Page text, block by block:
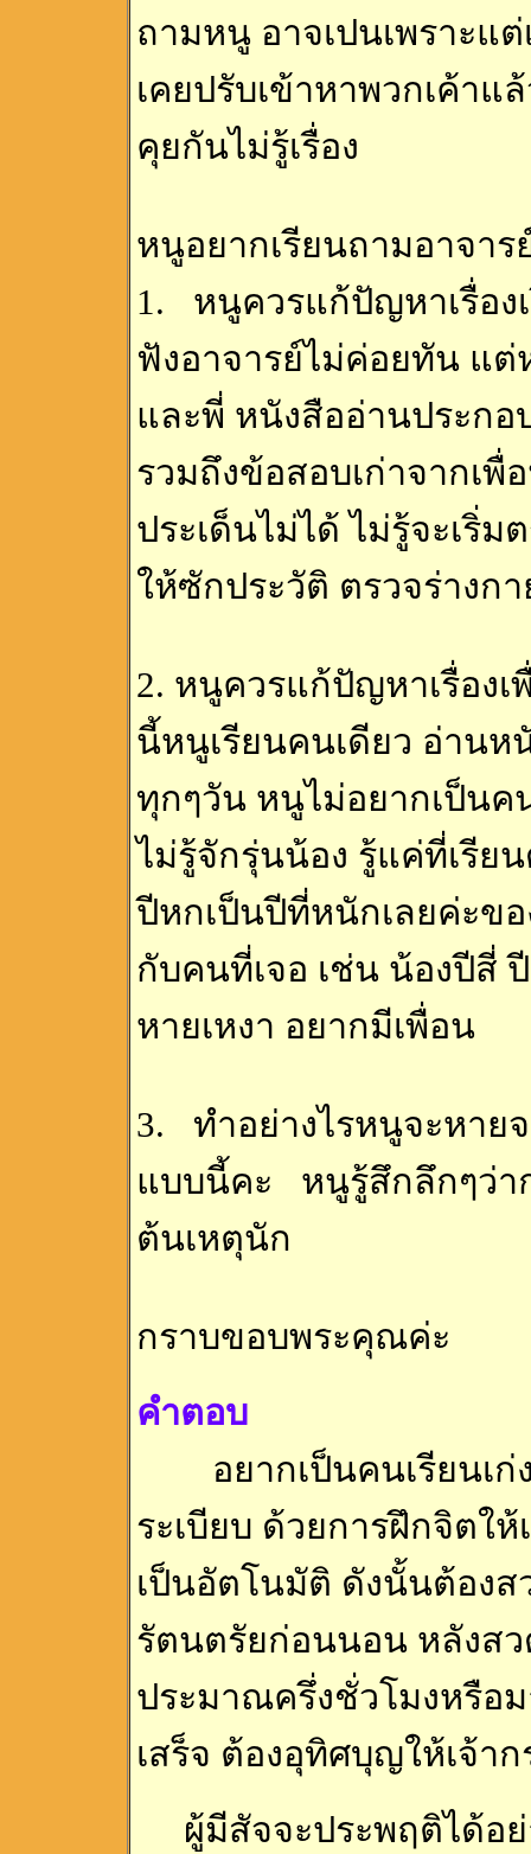
ถามหนู อาจเปนเพราะ
เคยปรับเข้าหาพวกเค้าแ
คุยกันไม่รู้เรื่อง
หนูอยากเรียนถามอาจาร
1. หนูควรแก้ปัญหาเรื่อง
ฟังอาจารย์ไม่ค่อยทัน แต่
และพี่ หนังสืออ่านประก
รวมถึงข้อสอบเก่าจาก
ประเด็นไม่ได้ ไม่รู้จะเริ่
ให้ซักประวัติ ตรวจร่าง
2. หนูควรแก้ปัญหาเรื่องเ
นี้หนูเรียนคนเดียว อ่านห
ทุกๆวัน หนูไม่อยากเป็น
ไม่รู้จักรุ่นน้อง รู้แค่ที่เรี
ปีหกเป็นปีที่หนักเลยค่ะข
กับคนที่เจอ เช่น น้องปีสี่
หายเหงา อยากมีเพื่อน
3. ทำอย่างไรหนูจะหายจ
แบบนี้คะ หนูรู้สึกลึกๆว่า
ต้นเหตุนัก
กราบขอบพระคุณค่ะ
คำตอบ
อยากเป็นคนเรียนเก่ง
ระเบียบ ด้วยการฝึกจิตใ
เป็นอัตโนมัติ ดังนั้นต้อง
รัตนตรัยก่อนนอน หลังส
ประมาณครึ่งชั่วโมงหรือ
เสร็จ ต้องอุทิศบุญให้เจ้าก
ผู้มีสัจจะประพฤติได้อย่